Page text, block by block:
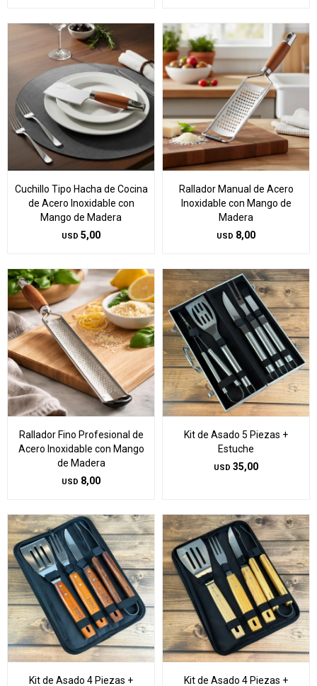
Cuchillo Tipo Hacha de Cocina
de Acero Inoxidable con
Mango de Madera
USD 5,00
Rallador Manual de Acero
Inoxidable con Mango de
Madera
USD 8,00
Rallador Fino Profesional de
Acero Inoxidable con Mango
de Madera
USD 8,00
Kit de Asado 5 Piezas +
Estuche
USD 35,00
Kit de Asado 4 Piezas + Kit de Asado 4 Piezas +